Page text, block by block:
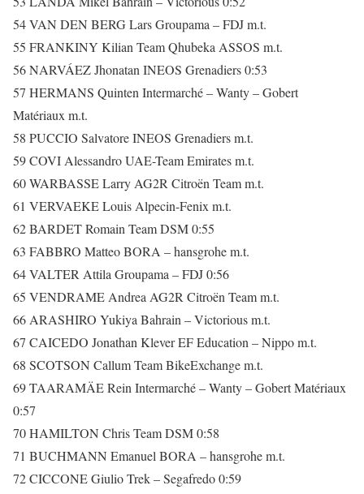
54 VAN DEN BERG Lars Groupama – FDJ m.t.
55 FRANKINY Kilian Team Qhubeka ASSOS m.t.
56 NARVÁEZ Jhonatan INEOS Grenadiers 0:53
57 HERMANS Quinten Intermarché – Wanty – Gobert
Matériaux m.t.
58 PUCCIO Salvatore INEOS Grenadiers m.t.
59 COVI Alessandro UAE-Team Emirates m.t.
60 WARBASSE Larry AG2R Citroën Team m.t.
61 VERVAEKE Louis Alpecin-Fenix m.t.
62 BARDET Romain Team DSM 0:55
63 FABBRO Matteo BORA – hansgrohe m.t.
64 VALTER Attila Groupama – FDJ 0:56
65 VENDRAME Andrea AG2R Citroën Team m.t.
66 ARASHIRO Yukiya Bahrain – Victorious m.t.
67 CAICEDO Jonathan Klever EF Education – Nippo m.t.
68 SCOTSON Callum Team BikeExchange m.t.
69 TAARAMÄE Rein Intermarché – Wanty – Gobert Matériaux
0:57
70 HAMILTON Chris Team DSM 0:58
71 BUCHMANN Emanuel BORA – hansgrohe m.t.
72 CICCONE Giulio Trek – Segafredo 0:59